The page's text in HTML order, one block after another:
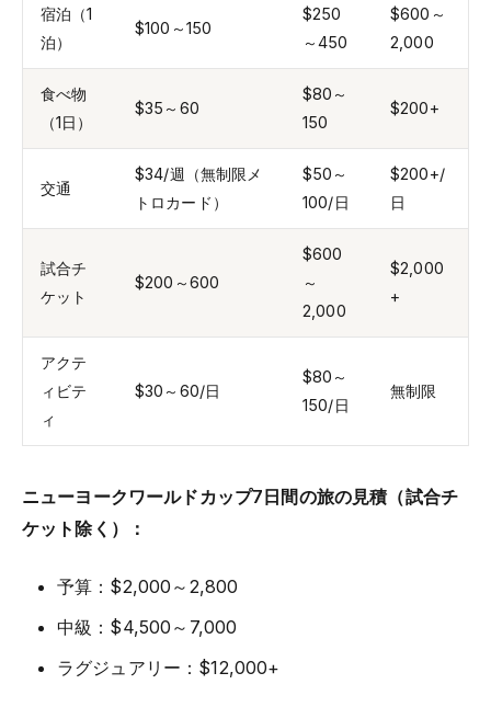
宿泊（1
泊）
$100～150
$250
～450
$600～
2,000
食べ物
（1日）
$35～60
$80～
150
$200+
交通
$34/週（無制限メ
トロカード）
$50～
100/日
$200+/
日
試合チ
ケット
$200～600
$600
～
2,000
$2,000
+
アクテ
ィビテ
ィ
$30～60/日
$80～
150/日
無制限
ニューヨークワールドカップ7日間の旅の見積（試合チ
ケット除く）：
予算：$2,000～2,800
中級：$4,500～7,000
ラグジュアリー：$12,000+